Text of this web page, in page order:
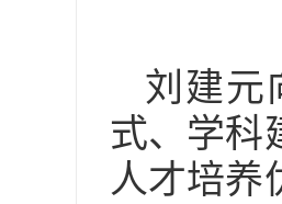
刘建元
式、学科
人才培养